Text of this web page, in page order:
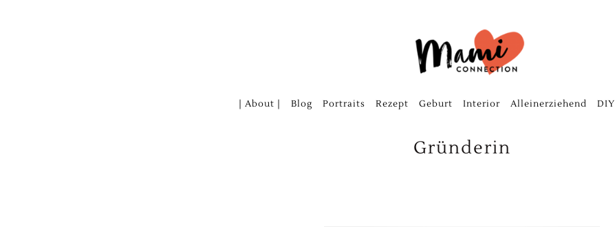
| About | Blog Portraits Rezept Geburt Interior Alleinerziehend DIY
Gründerin